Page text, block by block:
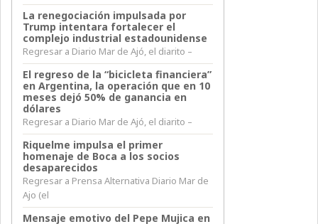
La renegociación impulsada por
Trump intentara fortalecer el
complejo industrial estadounidense
Regresar a Diario Mar de Ajó, el diarito –
El regreso de la “bicicleta financiera”
en Argentina, la operación que en 10
meses dejó 50% de ganancia en
dólares
Regresar a Diario Mar de Ajó, el diarito –
Riquelme impulsa el primer
homenaje de Boca a los socios
desaparecidos
Regresar a Prensa Alternativa Diario Mar de
Ajo (el
Mensaje emotivo del Pepe Mujica en